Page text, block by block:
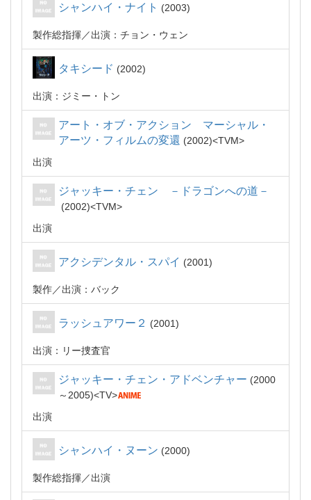
シャンハイ・ナイト 2003
製作総指揮 出演：チョン・ウェン
タキシード 2002
出演：ジミー・トン
アート・オブ・アクション マーシャル・
アーツ・フィルムの変還
2002
TVM
出演
ジャッキー・チェン －ドラゴンへの道－
2002
TVM
出演
アクシデンタル・スパイ 2001
製作 出演：バック
ラッシュアワー２ 2001
出演：リー捜査官
ジャッキー・チェン・アドベンチャー
2000
～2005
TV
出演
シャンハイ・ヌーン 2000
製作総指揮 出演